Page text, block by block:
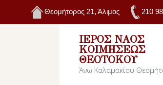
Θεομήτορος 21, Άλιμος 210
ΙΕΡΌΣ ΝΑΌΣ
ΚΟΙΜΉΣΕΩΣ
ΘΕΟΤΌΚΟΥ
Άνω Καλαμακίου